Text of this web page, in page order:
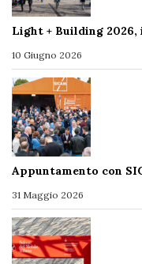
Light + Building
10 Giugno 2026
Appuntamento con
31 Maggio 2026